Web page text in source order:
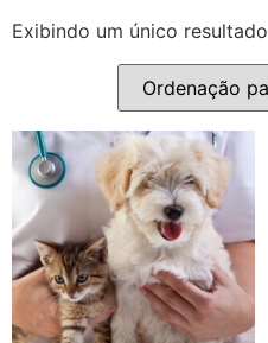
Exibindo um único resultado